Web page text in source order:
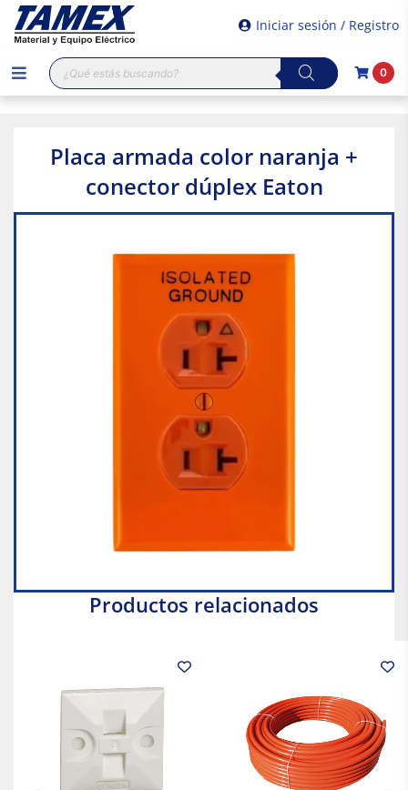
Iniciar sesión / Registro
Búsqueda
de
productos
0
Placa armada color naranja +
conector dúplex Eaton
Productos relacionados